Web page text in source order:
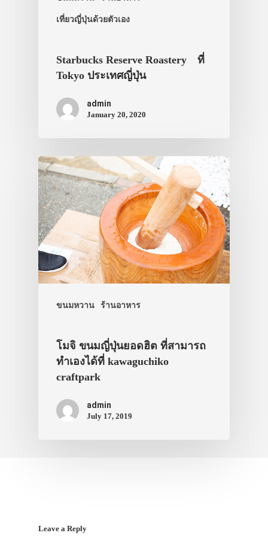
เที่ยวญี่ปุ่นด้วยตัวเอง
Starbucks Reserve Roastery ที่
Tokyo ประเทศญี่ปุ่น
admin
January 20, 2020
ขนมหวาน ร้านอาหาร
โมจิ ขนมญี่ปุ่นยอดฮิต ที่สามารถ
ทำเองได้ที่ kawaguchiko
craftpark
admin
July 17, 2019
Leave a Reply
รถบัส
ที่พัก
สาระน่ารู้
VIDEO
ภาพประทับใจ